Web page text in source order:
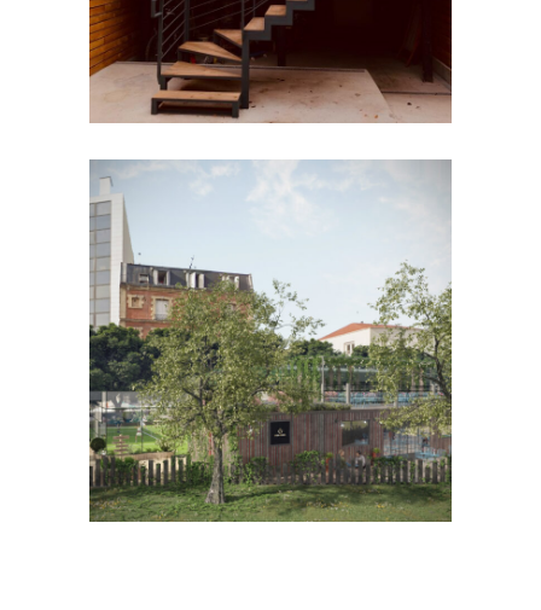
CENTRES SPORTIFS
Casa Padel /
Asnières